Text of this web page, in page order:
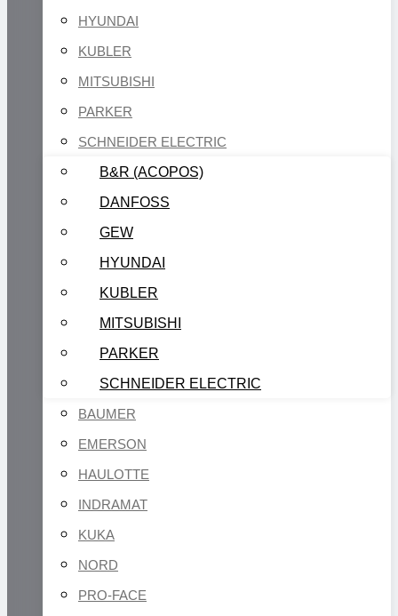
HYUNDAI
KUBLER
MITSUBISHI
PARKER
SCHNEIDER ELECTRIC
B&R (ACOPOS)
DANFOSS
GEW
HYUNDAI
KUBLER
MITSUBISHI
PARKER
SCHNEIDER ELECTRIC
BAUMER
EMERSON
HAULOTTE
INDRAMAT
KUKA
NORD
PRO-FACE